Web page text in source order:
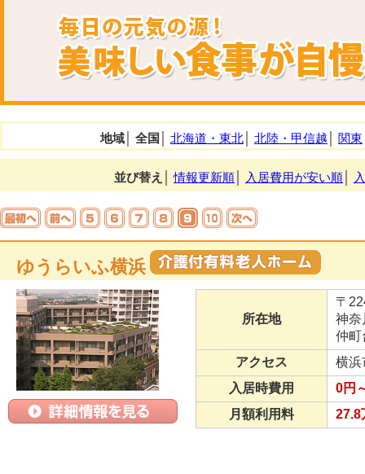
地域 全国 北海道・東北 北陸・甲信越 関東
並び替え │情報更新順 入居費用が安い順
ゆうらいふ横浜
所在地
〒
神奈
仲町
アクセス
横
入居時費用
0円
月額利用料
27.8